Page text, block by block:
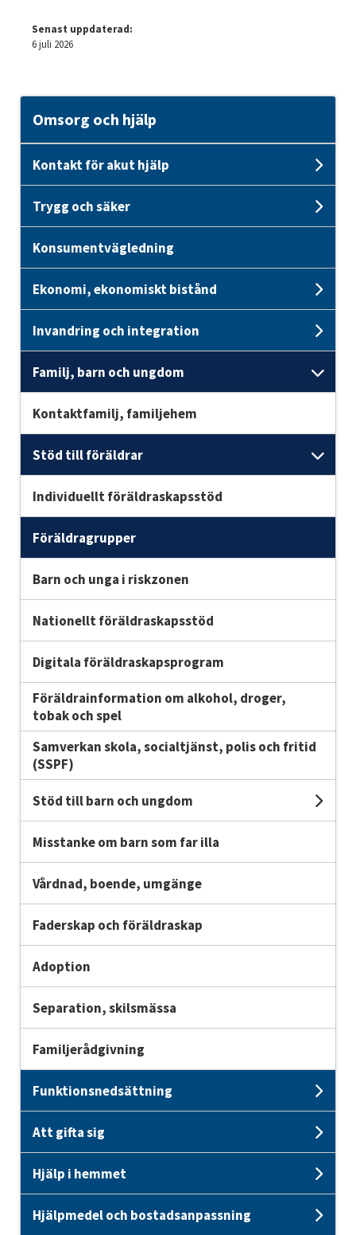
Senast uppdaterad:
6 juli 2026
Omsorg och hjälp
Kontakt för akut hjälp
Trygg och säker
Konsumentvägledning
Ekonomi, ekonomiskt bistånd
Invandring och integration
Familj, barn och ungdom
Kontaktfamilj, familjehem
Stöd till föräldrar
Individuellt föräldraskapsstöd
Föräldragrupper
Barn och unga i riskzonen
Nationellt föräldraskapsstöd
Digitala föräldraskapsprogram
Föräldrainformation om alkohol, droger,
tobak och spel
Samverkan skola, socialtjänst, polis och fritid
(SSPF)
Stöd till barn och ungdom
Misstanke om barn som far illa
Vårdnad, boende, umgänge
Faderskap och föräldraskap
Adoption
Separation, skilsmässa
Familjerådgivning
Funktionsnedsättning
Att gifta sig
Hjälp i hemmet
Hjälpmedel och bostadsanpassning